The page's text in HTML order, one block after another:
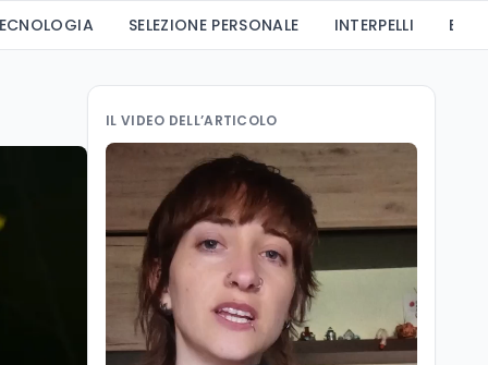
SELEZIONE PERSONALE INTERPELLI
IL VIDEO DELL’ARTICOLO